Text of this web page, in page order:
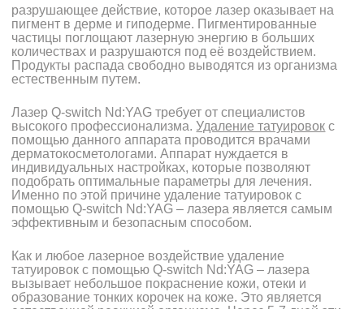
разрушающее действие, которое лазер оказывает на
пигмент в дерме и гиподерме. Пигментированные
частицы поглощают лазерную энергию в больших
количествах и разрушаются под её воздействием.
Продукты распада свободно выводятся из организма
естественным путем.
Лазер Q-switch Nd:YAG требует от специалистов
высокого профессионализма.Удаление татуировок с
помощью данного аппарата проводится врачами
дерматокосметологами. Аппарат нуждается в
индивидуальных настройках, которые позволяют
подобрать оптимальные параметры для лечения.
Именно по этой причине удаление татуировок с
помощью Q-switch Nd:YAG – лазера является самым
эффективным и безопасным способом.
Как и любое лазерное воздействие удаление
татуировок с помощью Q-switch Nd:YAG – лазера
вызывает небольшое покраснение кожи, отеки и
образование тонких корочек на коже. Это является